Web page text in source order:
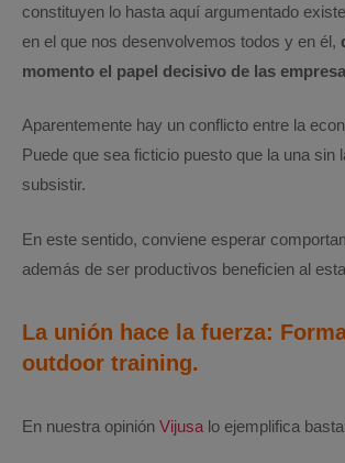
constituyen lo hasta aquí argumentado
en el que nos desenvolvemos todos y en él,
momento el papel decisivo de las
Aparentemente hay un conflicto entre la
Puede que sea ficticio puesto que la una sin
subsistir.
En este sentido, conviene esperar
además de ser productivos beneficien al
La unión hace la fuerza:
outdoor training.
En nuestra opinión Vijusa lo ejemplifica